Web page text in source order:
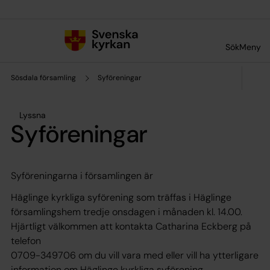
SökMeny
Sösdala församling Syföreningar
Lyssna
Syföreningar
Syföreningarna i församlingen är
Häglinge kyrkliga syförening som träffas i Häglinge
församlingshem tredje onsdagen i månaden kl. 14.00.
Hjärtligt välkommen att kontakta Catharina Eckberg på
telefon
0709-349706 om du vill vara med eller vill ha ytterligare